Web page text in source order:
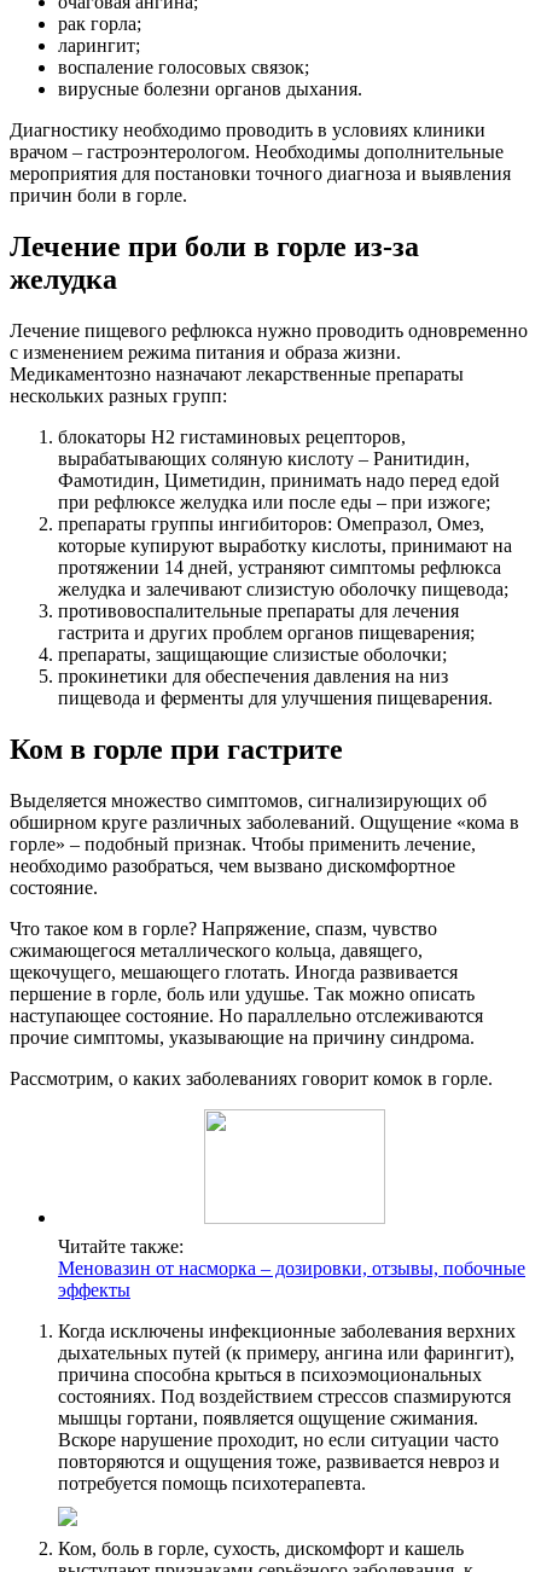
рак горла;
ларингит;
воспаление голосовых связок;
вирусные болезни органов дыхания.
Диагностику необходимо проводить в условиях клиники
врачом – гастроэнтерологом. Необходимы дополнительные
мероприятия для постановки точного диагноза и выявления
причин боли в горле.
Лечение при боли в горле из-за
желудка
Лечение пищевого рефлюкса нужно проводить одновременно
с изменением режима питания и образа жизни.
Медикаментозно назначают лекарственные препараты
нескольких разных групп:
блокаторы H2 гистаминовых рецепторов,
вырабатывающих соляную кислоту – Ранитидин,
Фамотидин, Циметидин, принимать надо перед едой
при рефлюксе желудка или после еды – при изжоге;
препараты группы ингибиторов: Омепразол, Омез,
которые купируют выработку кислоты, принимают на
протяжении 14 дней, устраняют симптомы рефлюкса
желудка и залечивают слизистую оболочку пищевода;
противовоспалительные препараты для лечения
гастрита и других проблем органов пищеварения;
препараты, защищающие слизистые оболочки;
прокинетики для обеспечения давления на низ
пищевода и ферменты для улучшения пищеварения.
Ком в горле при гастрите
Выделяется множество симптомов, сигнализирующих об
обширном круге различных заболеваний. Ощущение «кома в
горле» – подобный признак. Чтобы применить лечение,
необходимо разобраться, чем вызвано дискомфортное
состояние.
Что такое ком в горле? Напряжение, спазм, чувство
сжимающегося металлического кольца, давящего,
щекочущего, мешающего глотать. Иногда развивается
першение в горле, боль или удушье. Так можно описать
наступающее состояние. Но параллельно отслеживаются
прочие симптомы, указывающие на причину синдрома.
Рассмотрим, о каких заболеваниях говорит комок в горле.
Читайте также:
Меновазин от насморка – дозировки, отзывы, побочные
эффекты
Когда исключены инфекционные заболевания верхних
дыхательных путей (к примеру, ангина или фарингит),
причина способна крыться в психоэмоциональных
состояниях. Под воздействием стрессов спазмируются
мышцы гортани, появляется ощущение сжимания.
Вскоре нарушение проходит, но если ситуации часто
повторяются и ощущения тоже, развивается невроз и
потребуется помощь психотерапевта.
Ком, боль в горле, сухость, дискомфорт и кашель